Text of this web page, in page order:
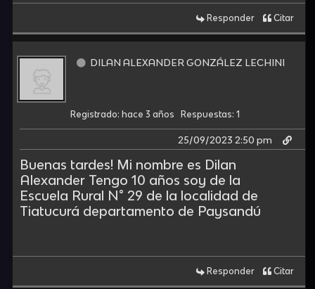
Responder Citar
DILAN ALEXANDER GONZÁLEZ LECHINI
Registrado: hace 3 años Respuestas: 1
25/09/2023 2:50 pm
Buenas tardes! Mi nombre es Dilan
Alexander Tengo 10 años soy de la
Escuela Rural N° 29 de la localidad de
Tiatucurá departamento de Paysandú
Responder Citar